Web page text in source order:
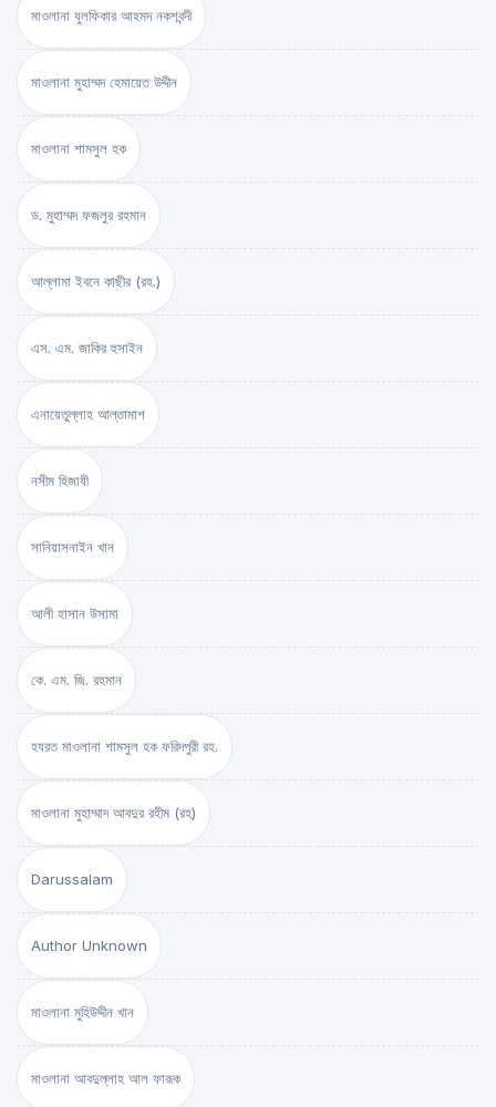
মাওলানা যুলফিকার আহমদ নকশবন্দী
মাওলানা মুহাম্মদ হেমায়েত উদ্দীন
মাওলানা শামসুল হক
ড. মুহাম্মদ ফজলুর রহমান
আল্লামা ইবনে কাছীর (রহ.)
এস. এম. জাকির হুসাইন
এনায়েতুল্লাহ আল্‌তামাশ
নসীম হিজাযী
সানিয়াসনাইন খান
আলী হাসান উসামা
কে. এম. জি. রহমান
হযরত মাওলানা শামসুল হক ফরিদপুরী রহ.
মাওলানা মুহাম্মাদ আবদুর রহীম (রহ)
Darussalam
Author Unknown
মাওলানা মুহিউদ্দীন খান
মাওলানা আবদুল্লাহ আল ফারূক